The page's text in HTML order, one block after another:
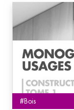
#Bois